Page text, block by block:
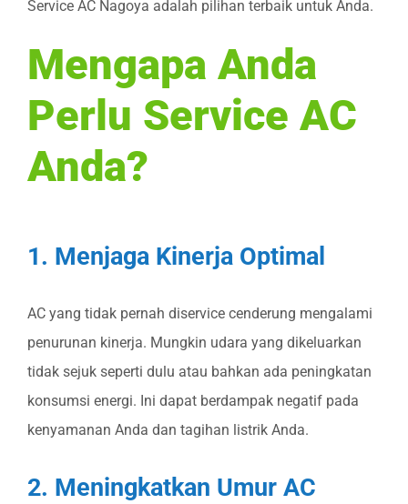
Service AC Nagoya adalah pilihan terbaik untuk Anda.
Mengapa Anda
Perlu Service AC
Anda?
1. Menjaga Kinerja Optimal
AC yang tidak pernah diservice cenderung mengalami
penurunan kinerja. Mungkin udara yang dikeluarkan
tidak sejuk seperti dulu atau bahkan ada peningkatan
konsumsi energi. Ini dapat berdampak negatif pada
kenyamanan Anda dan tagihan listrik Anda.
2. Meningkatkan Umur AC